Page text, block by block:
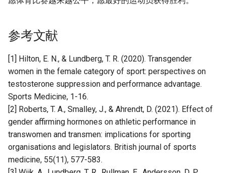
参考文献
[1] Hilton, E. N., & Lundberg, T. R. (2020). Transgender
women in the female category of sport: perspectives on
testosterone suppression and performance advantage.
Sports Medicine, 1-16.
[2] Roberts, T. A., Smalley, J., & Ahrendt, D. (2021). Effect of
gender affirming hormones on athletic performance in
transwomen and transmen: implications for sporting
organisations and legislators. British journal of sports
medicine, 55(11), 577-583.